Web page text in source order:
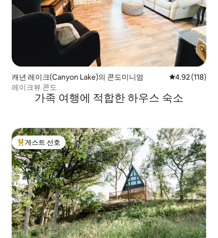
캐년 레이크(Canyon Lake)의 콘도미니엄 평점 4.92점(5
4.92 (118)
레이크뷰 콘도
가족 여행에 적합한 하우스 숙소
상위 게스트 선호
게스트 선호